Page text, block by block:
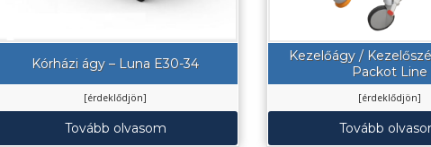
Kórházi ágy – Luna E30-34
[érdeklődjön]
Tovább olvasom
Kezelőágy /
Packot Line
[érdeklődjön]
Tovább